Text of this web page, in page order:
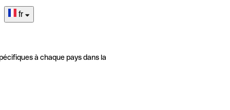
fr
à chaque pays dans la